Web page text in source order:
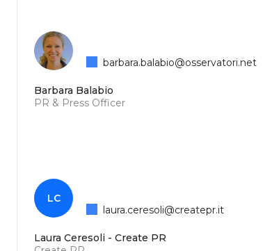
Barbara Balabio
PR & Press Officer
barbara.balabio@osservatori.net
LC
Laura Ceresoli - Create PR
laura.ceresoli@createpr.it